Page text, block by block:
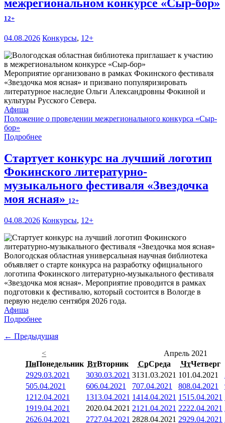
межрегиональном конкурсе «Сыр-бор»
12+
04.08.2026 Конкурсы, 12+
Мероприятие организовано в рамках Фокинского фестиваля
«Звездочка моя ясная» и призвано популяризировать
литературное наследие Ольги Александровны Фокиной и
культуры Русского Севера.
Афиша
Положение о проведении межрегионального конкурса «Сыр-
бор»
Подробнее
Стартует конкурс на лучший логотип
Фокинского литературно-
музыкального фестиваля «Звездочка
моя ясная» 12+
04.08.2026 Конкурсы, 12+
Вологодская областная универсальная научная библиотека
объявляет о старте конкурса на разработку официального
логотипа Фокинского литературно-музыкального фестиваля
«Звездочка моя ясная». Мероприятие проводится в рамках
подготовки к фестивалю, который состоится в Вологде в
первую неделю сентября 2026 года.
Афиша
Подробнее
← Предыдущая
<
Апрель 2021
ПнПонедельник ВтВторник СрСреда ЧтЧетверг
2929.03.2021 3030.03.2021 3131.03.2021 101.04.2021
505.04.2021 606.04.2021 707.04.2021 808.04.2021
1212.04.2021 1313.04.2021 1414.04.2021 1515.04.2021
1919.04.2021 2020.04.2021 21 21.04.2021 2222.04.2021
2626.04.2021 2727.04.2021 2828.04.2021 2929.04.2021